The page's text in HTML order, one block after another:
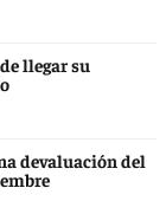
llegar su
devaluación del